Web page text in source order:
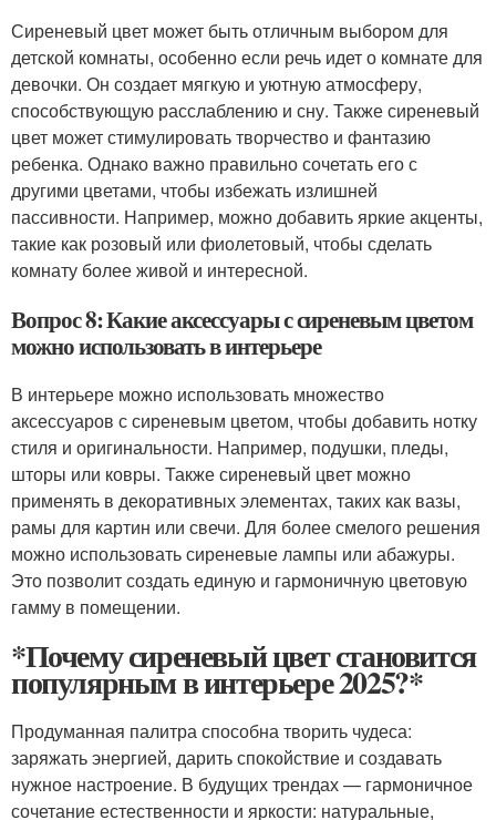
Сиреневый цвет может быть отличным выбором для
детской комнаты, особенно если речь идет о комнате для
девочки. Он создает мягкую и уютную атмосферу,
способствующую расслаблению и сну. Также сиреневый
цвет может стимулировать творчество и фантазию
ребенка. Однако важно правильно сочетать его с
другими цветами, чтобы избежать излишней
пассивности. Например, можно добавить яркие акценты,
такие как розовый или фиолетовый, чтобы сделать
комнату более живой и интересной.
Вопрос 8: Какие аксессуары с сиреневым цветом
можно использовать в интерьере
В интерьере можно использовать множество
аксессуаров с сиреневым цветом, чтобы добавить нотку
стиля и оригинальности. Например, подушки, пледы,
шторы или ковры. Также сиреневый цвет можно
применять в декоративных элементах, таких как вазы,
рамы для картин или свечи. Для более смелого решения
можно использовать сиреневые лампы или абажуры.
Это позволит создать единую и гармоничную цветовую
гамму в помещении.
*Почему сиреневый цвет становится
популярным в интерьере 2025?*
Продуманная палитра способна творить чудеса:
заряжать энергией, дарить спокойствие и создавать
нужное настроение. В будущих трендах — гармоничное
сочетание естественности и яркости: натуральные,